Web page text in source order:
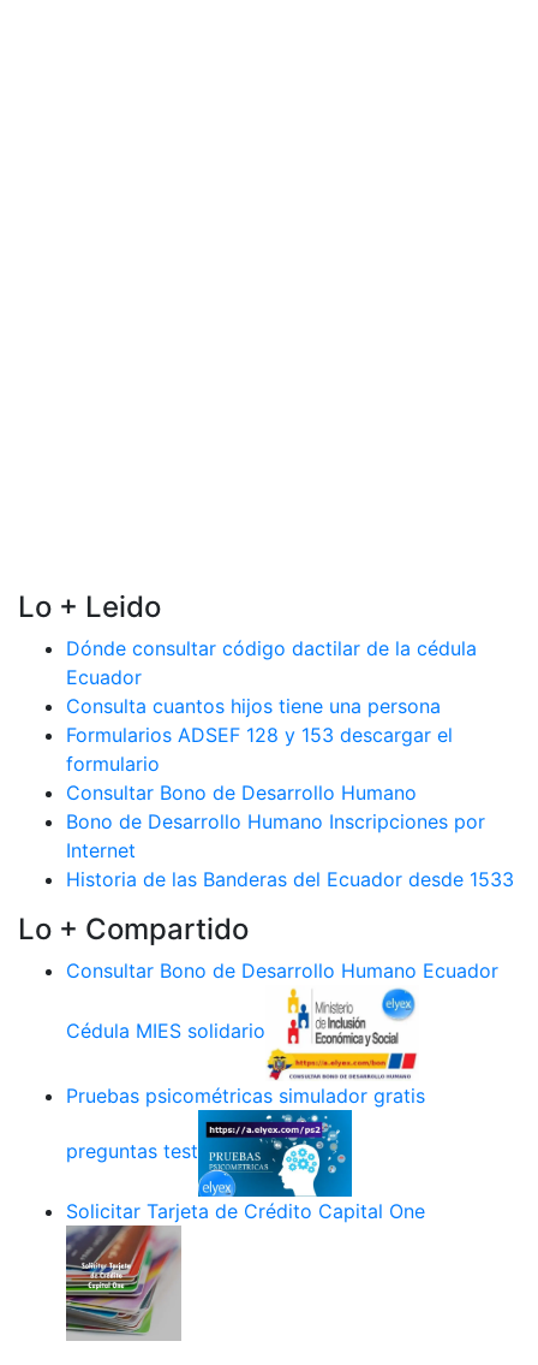
Lo + Leido
Dónde consultar código dactilar de la cédula
Ecuador
Consulta cuantos hijos tiene una persona
Formularios ADSEF 128 y 153 descargar el
formulario
Consultar Bono de Desarrollo Humano
Bono de Desarrollo Humano Inscripciones por
Internet
Historia de las Banderas del Ecuador desde 1533
Lo + Compartido
Consultar Bono de Desarrollo Humano Ecuador
Cédula MIES solidario
Pruebas psicométricas simulador gratis
preguntas test
Solicitar Tarjeta de Crédito Capital One